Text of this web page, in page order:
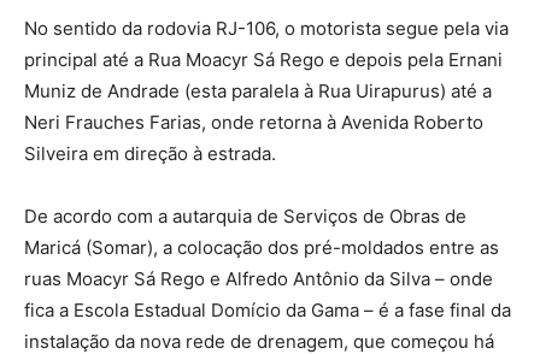
No sentido da rodovia RJ-106, o motorista segue pela via
principal até a Rua Moacyr Sá Rego e depois pela Ernani
Muniz de Andrade (esta paralela à Rua Uirapurus) até a
Neri Frauches Farias, onde retorna à Avenida Roberto
Silveira em direção à estrada.
De acordo com a autarquia de Serviços de Obras de
Maricá (Somar), a colocação dos pré-moldados entre as
ruas Moacyr Sá Rego e Alfredo Antônio da Silva – onde
fica a Escola Estadual Domício da Gama – é a fase final da
instalação da nova rede de drenagem, que começou há